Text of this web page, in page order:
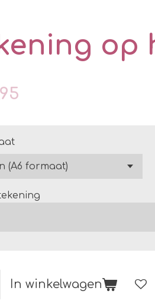
op
In winkelwagen